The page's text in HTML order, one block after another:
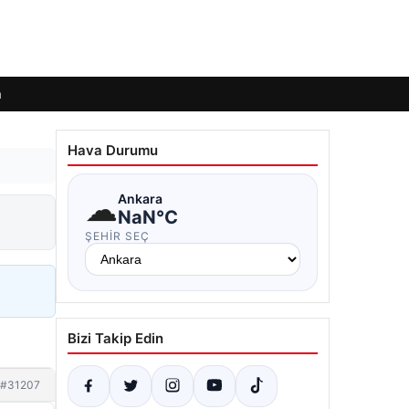
#31207
Hava Durumu
☁Ankara
NaN°C
ŞEHIR SEÇ
Bizi Takip Edin